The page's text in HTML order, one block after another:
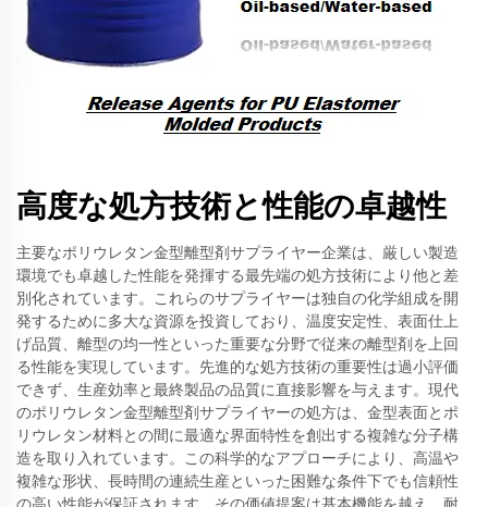
高度な処方技術と性能の卓越性
主要なポリウレタン金型離型剤サプライヤー企業は、厳しい製造
環境でも卓越した性能を発揮する最先端の処方技術により他と差
別化されています。これらのサプライヤーは独自の化学組成を開
発するために多大な資源を投資しており、温度安定性、表面仕上
げ品質、離型の均一性といった重要な分野で従来の離型剤を上回
る性能を実現しています。先進的な処方技術の重要性は過小評価
できず、生産効率と最終製品の品質に直接影響を与えます。現代
のポリウレタン金型離型剤サプライヤーの処方は、金型表面とポ
リウレタン材料との間に最適な界面特性を創出する複雑な分子構
造を取り入れています。この科学的なアプローチにより、高温や
複雑な形状、長時間の連続生産といった困難な条件下でも信頼性